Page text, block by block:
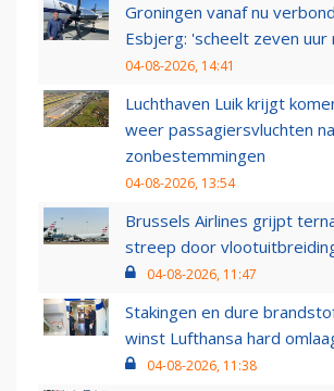
Groningen vanaf nu
Esbjerg: 'scheelt zeven uur
04-08-2026, 14:41
Luchthaven Luik krijgt
weer passagiersvluchten
zonbestemmingen
04-08-2026, 13:54
Brussels Airlines grijpt
streep door
04-08-2026, 11:47
Stakingen en dure
winst Lufthansa hard
04-08-2026, 11:38